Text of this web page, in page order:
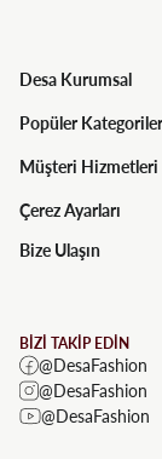
Desa Kurumsal
Popüler Kategoriler
Müşteri Hizmetleri
Çerez Ayarları
Bize Ulaşın
BİZİ TAKİP EDİN
@DesaFashion
@DesaFashion
@DesaFashion